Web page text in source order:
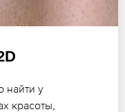
найти у
красоты,